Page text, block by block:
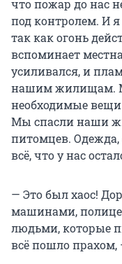
что пожар до нас
под контролем. И я
так как огонь
вспоминает
усиливался, и
нашим жилищам.
необходимые вещи
Мы спасли наши
питомцев. Одежда,
всё, что у нас
— Это был хаос!
машинами,
людьми, которые
всё пошло